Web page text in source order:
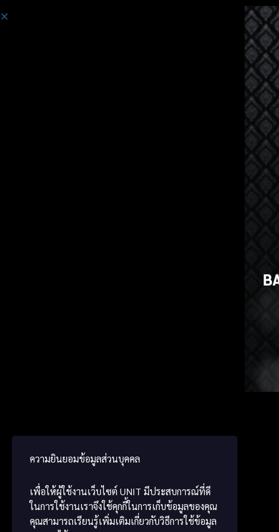
ความยินยอมข้อมูลส่วนบุคคล
เพื่อให้ผู้ใช้งานเว็บไซต์ UNIT มีประสบการณ์ที่ดี
ในการใช้งานเราจึงใช้คุกกี้ในการเก็บข้อมูลของคุณ
คุณสามารถเรียนรู้เพิ่มเติมเกี่ยวกับวิธีการใช้ข้อมูล
Japanese